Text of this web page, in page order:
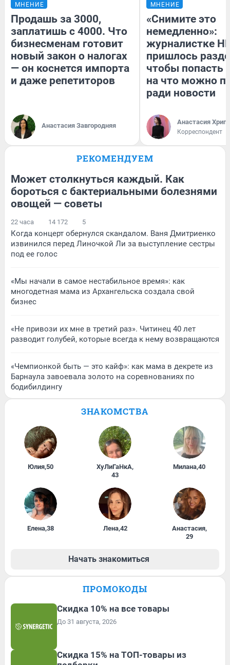
МНЕНИЕ
Продашь за 3000,
заплатишь с 4000. Что
бизнесменам готовит
новый закон о налогах
— он коснется импорта
и даже репетиторов
Анастасия Завгородняя
МНЕНИЕ
«Снимите это
немедленно»:
журналистке
пришлось
чтобы попасть
на что можно
ради новости
Анастасия
Корреспондент
РЕКОМЕНДУЕМ
Может столкнуться каждый. Как
бороться с бактериальными болезнями
овощей — советы
22 часа 14 172 5
Когда концерт обернулся скандалом. Ваня Дмитриенко
извинился перед Линочкой Ли за выступление сестры
под ее голос
«Мы начали в самое нестабильное время»: как
многодетная мама из Архангельска создала свой
бизнес
«Не привози их мне в третий раз». Читинец 40 лет
разводит голубей, которые всегда к нему возвращаются
«Чемпионкой быть — это кайф»: как мама в декрете из
Барнаула завоевала золото на соревнованиях по
бодибилдингу
ЗНАКОМСТВА
Юлия,50 ХуЛиГаНкА,
43
Милана,40
Елена,38 Лена,42 Анастасия,
29
Начать знакомиться
ПРОМОКОДЫ
Скидка 10% на все товары
До 31 августа, 2026
Скидка 15% на ТОП-товары из